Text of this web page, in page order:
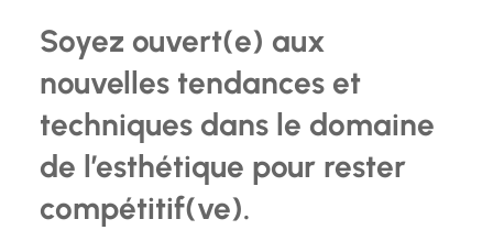
Soyez ouvert(e) aux
nouvelles tendances et
techniques dans le domaine
de l’esthétique pour rester
compétitif(ve).